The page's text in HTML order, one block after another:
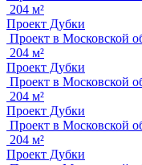
204 м²
Проект Дубки
Проект в Московской
204 м²
Проект Дубки
Проект в Московской
204 м²
Проект Дубки
Проект в Московской
204 м²
Проект Дубки